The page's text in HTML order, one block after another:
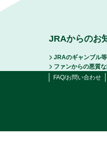
JRAからのお
JRAのギャンブル
ファンからの悪質
FAQ/お問い合わせ